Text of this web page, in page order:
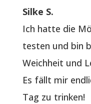
Silke S.
Ich hatte die
testen und bin
Weichheit und
Es fällt mir
Tag zu trinken!